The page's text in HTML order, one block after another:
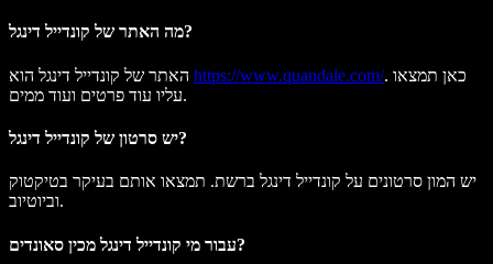
מה האתר של קונדייל דינגל?
https://www.quandale.com/. כאן תמצאו
עליו עוד פרטים ועוד ממים.
יש סרטון של קונדייל דינגל?
יש המון סרטונים על קונדייל דינגל ברשת. תמצאו אותם בעיקר בטיקטוק
וביוטיוב.
עבור מי קונדייל דינגל מכין סאונדים?